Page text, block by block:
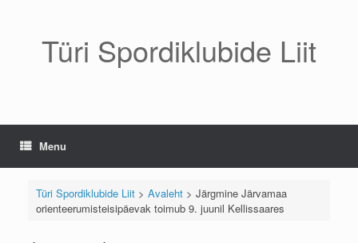
Türi Spordiklubide Liit
Menu
Türi Spordiklubide Liit> Avaleht> Järgmine Järvamaa
orienteerumisteisipäevak toimub 9. juunil Kellissaares